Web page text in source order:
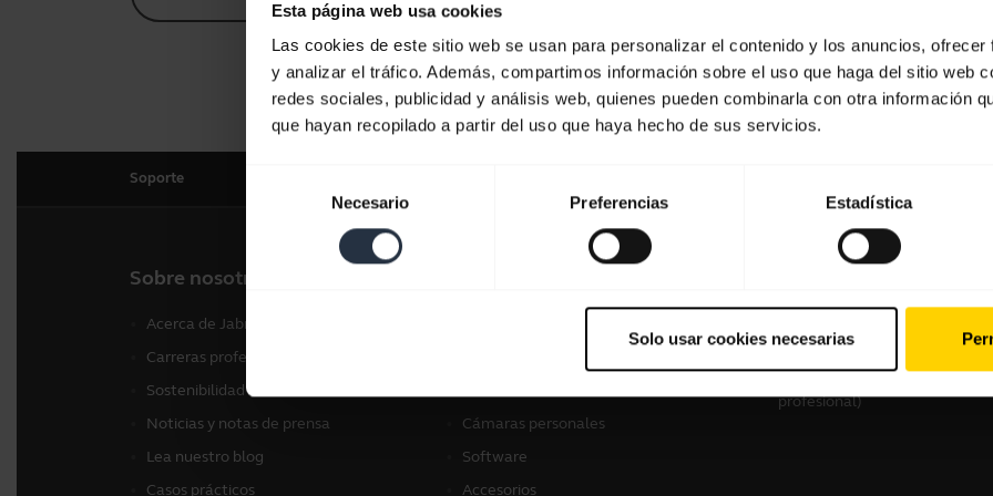
Esta página web usa cookies
Las cookies de este sitio web se usan para personalizar el contenido y los anuncios,
y analizar el tráfico. Además, compartimos información sobre el uso que haga del sitio web
redes sociales, publicidad y análisis web, quienes pueden combinarla con otra información
que hayan recopilado a partir del uso que haya hecho de sus servicios.
consentimiento
Necesario Preferencias Estadística
Solo usar cookies necesarias
Software y aplicaciones
Soporte
Sobre nosotros
Acerca de Jabra
Carreras profesionales
Sostenibilidad
Noticias y notas de prensa
Lea nuestro blog
Casos prácticos
Cámaras personales
Software
Accesorios
profesional)